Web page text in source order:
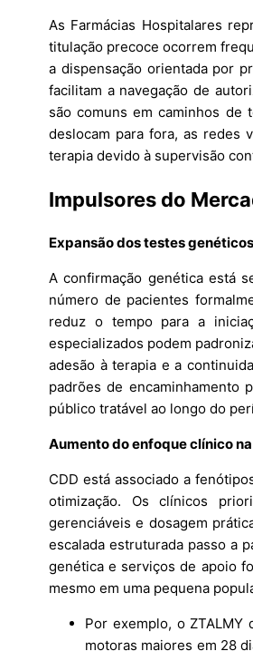
As Farmácias Hospitalares
titulação precoce ocorrem
a dispensação orientada por
facilitam a navegação de
são comuns em caminhos de
deslocam para fora, as redes
terapia devido à supervisão
Impulsores do
Expansão dos testes
A confirmação genética está
número de pacientes
reduz o tempo para a
especializados podem
adesão à terapia e a
padrões de encaminhamento
público tratável ao longo do
Aumento do enfoque clínico
CDD está associado a
otimização. Os clínicos
gerenciáveis e dosagem
escalada estruturada passo a
genética e serviços de apoio
mesmo em uma pequena
Por exemplo, o
motoras maiores em 28